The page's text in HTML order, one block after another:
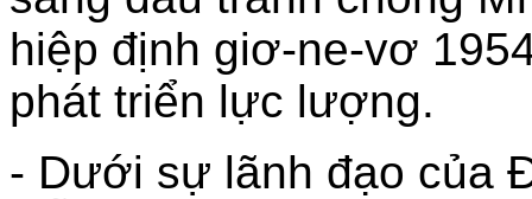
hiệp định giơ-ne-vơ
phát triển lực lượng.
- Dưới sự lãnh đạo của